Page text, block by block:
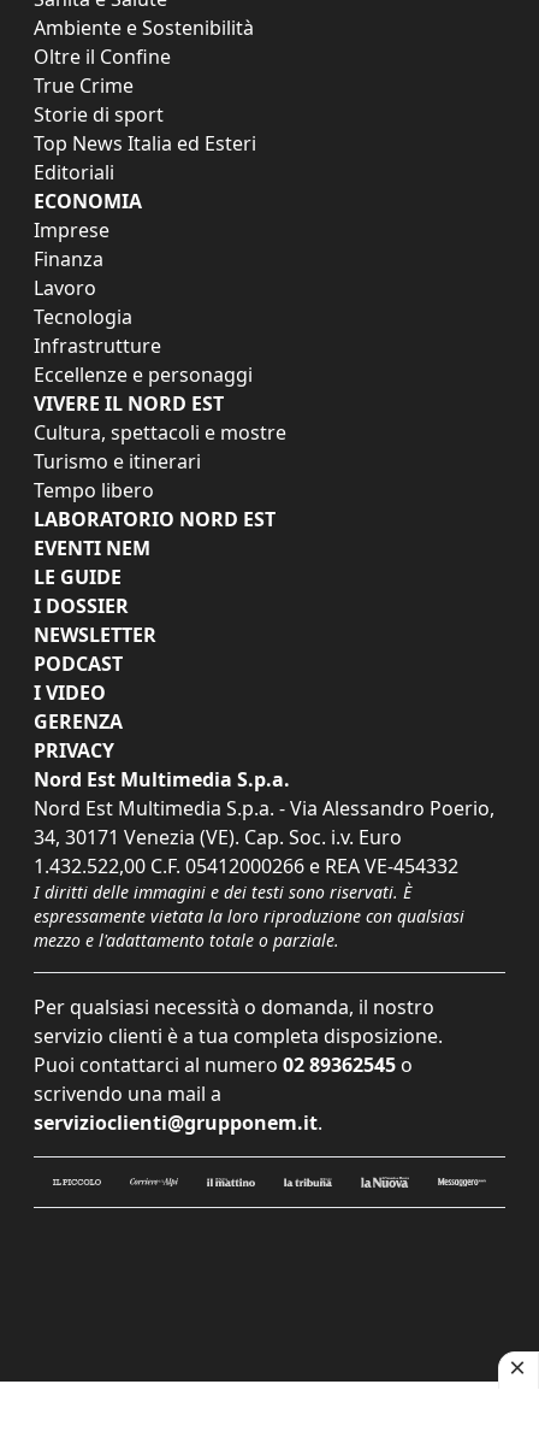
Ambiente e Sostenibilità
Oltre il Confine
True Crime
Storie di sport
Top News Italia ed Esteri
Editoriali
ECONOMIA
Imprese
Finanza
Lavoro
Tecnologia
Infrastrutture
Eccellenze e personaggi
VIVERE IL NORD EST
Cultura, spettacoli e mostre
Turismo e itinerari
Tempo libero
LABORATORIO NORD EST
EVENTI NEM
LE GUIDE
I DOSSIER
NEWSLETTER
PODCAST
I VIDEO
GERENZA
PRIVACY
Nord Est Multimedia S.p.a.
Nord Est Multimedia S.p.a. - Via Alessandro Poerio,
34, 30171 Venezia (VE). Cap. Soc. i.v. Euro
1.432.522,00 C.F. 05412000266 e REA VE-454332
I diritti delle immagini e dei testi sono riservati. È
espressamente vietata la loro riproduzione con qualsiasi
mezzo e l'adattamento totale o parziale.
Per qualsiasi necessità o domanda, il nostro
servizio clienti è a tua completa disposizione.
Puoi contattarci al numero 02 89362545 o
scrivendo una mail a
servizioclienti@grupponem.it.